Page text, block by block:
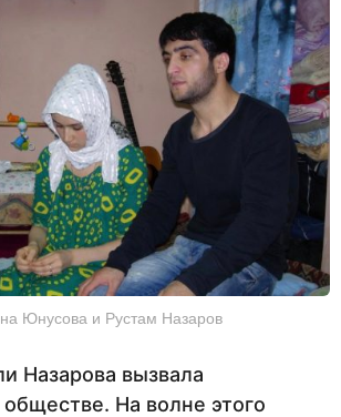
Юнусова и Рустам Назаров
Назарова вызвала
На волне этого